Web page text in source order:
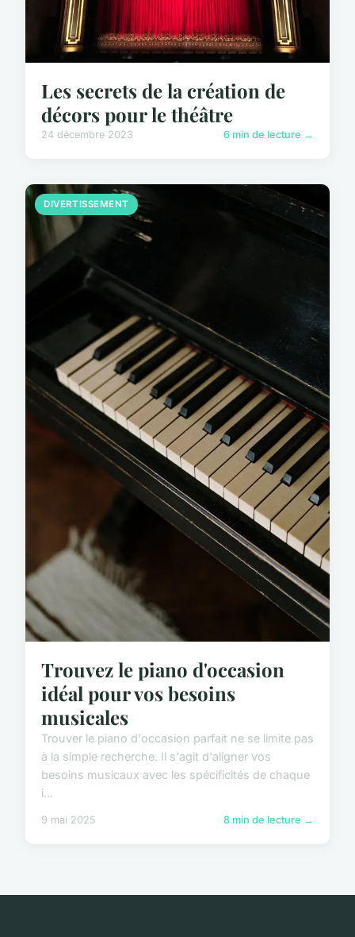
Les secrets de la création de
décors pour le théâtre
24 décembre 2023 6 min de lecture →
DIVERTISSEMENT
Trouvez le piano d'occasion
idéal pour vos besoins
musicales
Trouver le piano d'occasion parfait ne se limite pas
à la simple recherche. Il s'agit d'aligner vos
besoins musicaux avec les spécificités de chaque
i...
9 mai 2025 8 min de lecture →